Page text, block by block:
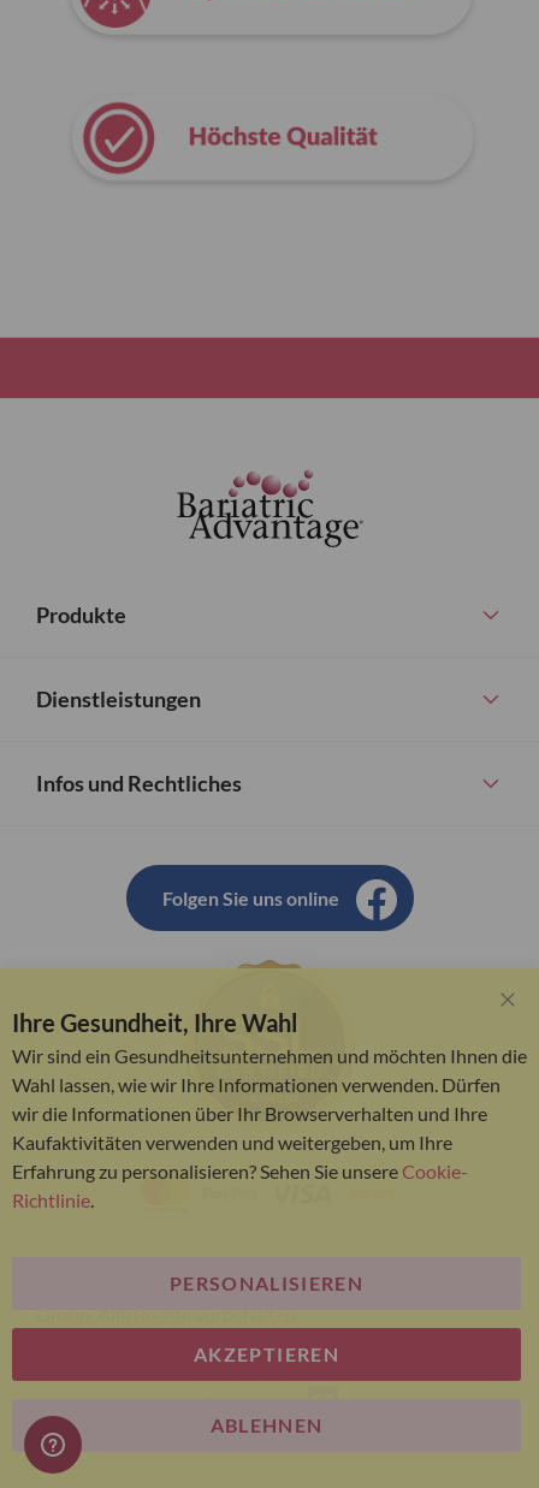
Produkte
Dienstleistungen
Infos und Rechtliches
Folgen Sie uns online
© Bariatric Advantage® ist eine Marke der Metagenics
Group. Alle Rechte vorbehalten.
E-commerce
Bar
Ihre Gesundheit, Ihre Wahl
Wir sind ein Gesundheitsunternehmen und möchten Ihnen die
Wahl lassen, wie wir Ihre Informationen verwenden. Dürfen
wir die Informationen über Ihr Browserverhalten und Ihre
Kaufaktivitäten verwenden und weitergeben, um Ihre
Erfahrung zu personalisieren? Sehen Sie unsereCookie-
Richtlinie.
AKZEPTIEREN
PERSONALISIEREN
ABLEHNEN